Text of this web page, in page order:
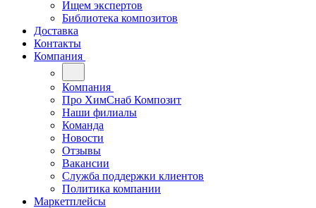
Ищем экспертов
Библиотека композитов
Доставка
Контакты
Компания
Компания
Про ХимСнаб Композит
Наши филиалы
Команда
Новости
Отзывы
Вакансии
Служба поддержки клиентов
Политика компании
Маркетплейсы